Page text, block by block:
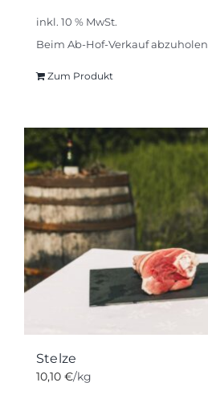
inkl. 10 % MwSt.
Beim Ab-Hof-Verkauf abzuholen
Zum Produkt
Stelze
10,10 €/kg